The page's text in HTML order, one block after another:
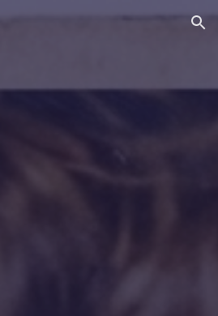
Skip to navigation